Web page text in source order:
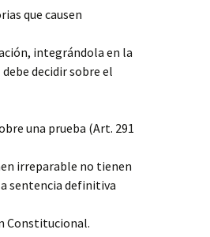
que causen
integrándola en la
decidir sobre el
una prueba (Art. 291
irreparable no tienen
sentencia definitiva
Constitucional.